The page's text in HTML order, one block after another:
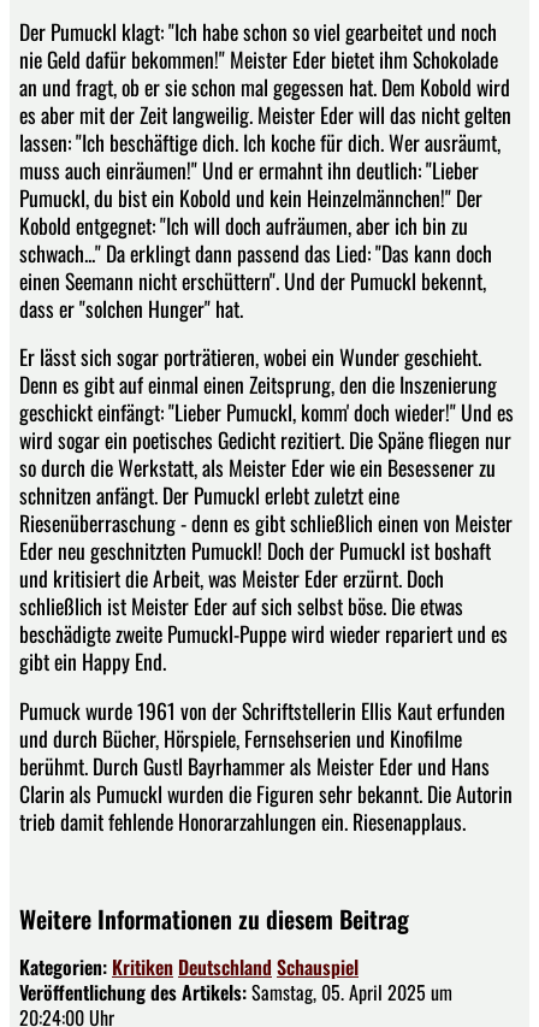
Der Pumuckl klagt: "Ich habe schon so viel gearbeitet und noch
nie Geld dafür bekommen!" Meister Eder bietet ihm Schokolade
an und fragt, ob er sie schon mal gegessen hat. Dem Kobold wird
es aber mit der Zeit langweilig. Meister Eder will das nicht gelten
lassen: "Ich beschäftige dich. Ich koche für dich. Wer ausräumt,
muss auch einräumen!" Und er ermahnt ihn deutlich: "Lieber
Pumuckl, du bist ein Kobold und kein Heinzelmännchen!" Der
Kobold entgegnet: "Ich will doch aufräumen, aber ich bin zu
schwach..." Da erklingt dann passend das Lied: "Das kann doch
einen Seemann nicht erschüttern". Und der Pumuckl bekennt,
dass er "solchen Hunger" hat.
Er lässt sich sogar porträtieren, wobei ein Wunder geschieht.
Denn es gibt auf einmal einen Zeitsprung, den die Inszenierung
geschickt einfängt: "Lieber Pumuckl, komm' doch wieder!" Und es
wird sogar ein poetisches Gedicht rezitiert. Die Späne fliegen nur
so durch die Werkstatt, als Meister Eder wie ein Besessener zu
schnitzen anfängt. Der Pumuckl erlebt zuletzt eine
Riesenüberraschung - denn es gibt schließlich einen von Meister
Eder neu geschnitzten Pumuckl! Doch der Pumuckl ist boshaft
und kritisiert die Arbeit, was Meister Eder erzürnt. Doch
schließlich ist Meister Eder auf sich selbst böse. Die etwas
beschädigte zweite Pumuckl-Puppe wird wieder repariert und es
gibt ein Happy End.
Pumuck wurde 1961 von der Schriftstellerin Ellis Kaut erfunden
und durch Bücher, Hörspiele, Fernsehserien und Kinofilme
berühmt. Durch Gustl Bayrhammer als Meister Eder und Hans
Clarin als Pumuckl wurden die Figuren sehr bekannt. Die Autorin
trieb damit fehlende Honorarzahlungen ein. Riesenapplaus.
Weitere Informationen zu diesem Beitrag
Kategorien: Kritiken Deutschland Schauspiel
Veröffentlichung des Artikels:Samstag, 05. April 2025 um
20:24:00 Uhr